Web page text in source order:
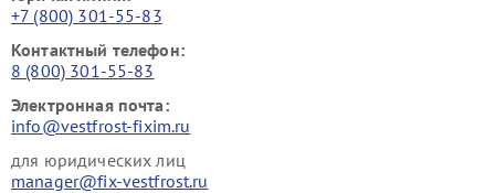
+7 (800) 301-55-83
Контактный телефон:
8 (800) 301-55-83
Электронная почта:
info@vestfrost-fixim.ru
для юридических лиц
manager@fix-vestfrost.ru